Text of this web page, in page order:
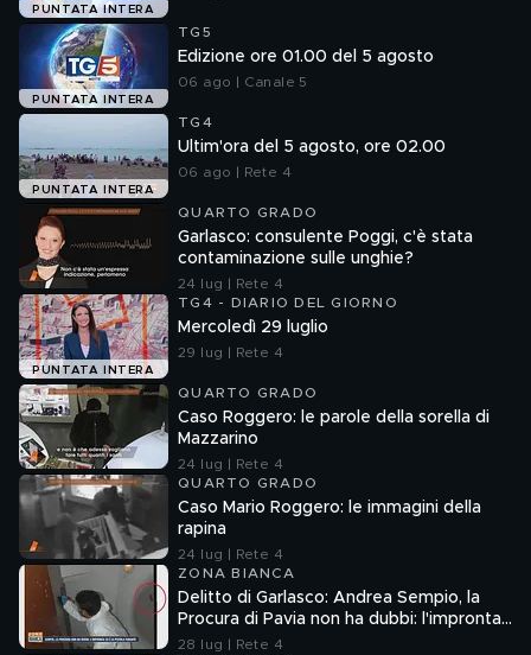
PUNTATA INTERA
PUNTATA INTERA
TG5
Edizione ore 01.00 del 5 agosto
06 ago | Canale 5
PUNTATA INTERA
TG4
Ultim'ora del 5 agosto, ore 02.00
06 ago | Rete 4
QUARTO GRADO
Garlasco: consulente Poggi, c'è stata
contaminazione sulle unghie?
24 lug | Rete 4
PUNTATA INTERA
TG4 - DIARIO DEL GIORNO
Mercoledì 29 luglio
29 lug | Rete 4
QUARTO GRADO
Caso Roggero: le parole della sorella di
Mazzarino
24 lug | Rete 4
QUARTO GRADO
Caso Mario Roggero: le immagini della
rapina
24 lug | Rete 4
ZONA BIANCA
Delitto di Garlasco: Andrea Sempio, la
Procura di Pavia non ha dubbi: l'impronta
33 è la pistola fumante
28 lug | Rete 4